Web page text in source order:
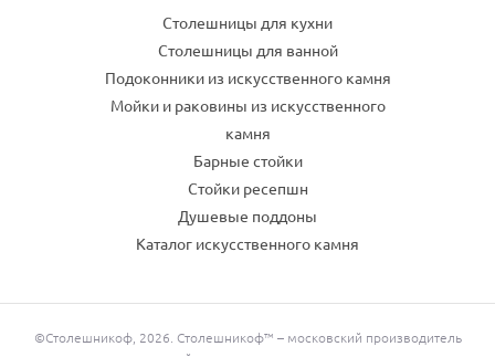
Столешницы для кухни
Столешницы для ванной
Подоконники из искусственного камня
Мойки и раковины из искусственного
камня
Барные стойки
Стойки ресепшн
Душевые поддоны
Каталог искусственного камня
©Столешникоф, 2026. Столешникоф™ – московский производитель